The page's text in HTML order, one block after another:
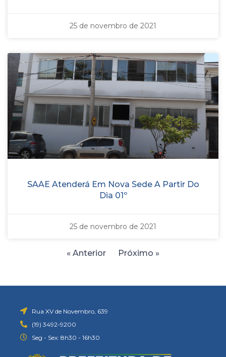
25 de novembro de 2021
SAAE Atenderá Em Nova Sede A Partir Do
Dia 01º
25 de novembro de 2021
« Anterior Próximo »
Rua XV de Novembro, 639
(19) 3492-9200
Seg - Sex: 8h30 - 16h30